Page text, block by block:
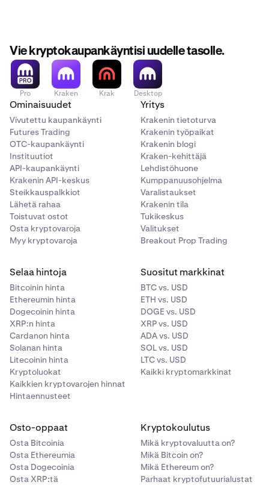
Vie kryptokaupankäyntisi uudelle tasolle.
Pro Kraken Krak Desktop
Ominaisuudet
Vivutettu kaupankäynti
Futures Trading
OTC-kaupankäynti
Instituutiot
API-kaupankäynti
Krakenin API-keskus
Steikkauspalkkiot
Lähetä rahaa
Toistuvat ostot
Osta kryptovaroja
Myy kryptovaroja
Yritys
Krakenin tietoturva
Krakenin työpaikat
Krakenin blogi
Kraken-kehittäjä
Lehdistöhuone
Kumppanuusohjelma
Varalistaukset
Krakenin tila
Tukikeskus
Valitukset
Breakout Prop Trading
Selaa hintoja
Bitcoinin hinta
Ethereumin hinta
Dogecoinin hinta
XRP:n hinta
Cardanon hinta
Solanan hinta
Litecoinin hinta
Kryptoluokat
Kaikkien kryptovarojen hinnat
Hintaennusteet
Suositut markkinat
BTC vs. USD
ETH vs. USD
DOGE vs. USD
XRP vs. USD
ADA vs. USD
SOL vs. USD
LTC vs. USD
Kaikki kryptomarkkinat
Osto-oppaat
Osta Bitcoinia
Osta Ethereumia
Osta Dogecoinia
Osta XRP:tä
Kryptokoulutus
Mikä kryptovaluutta on?
Mikä Bitcoin on?
Mikä Ethereum on?
Parhaat kryptofutuurialustat